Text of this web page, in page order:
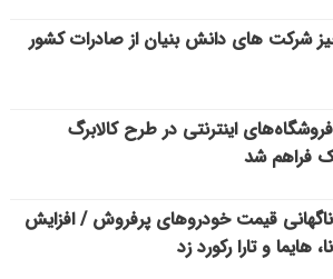
شرکت های دانش بنیان از صادرات کشور
اینترنتی در طرح کالابرگ
فراهم شد
قیمت خودروهای پرفروش / افزایش
هایما و تارا رکورد زد